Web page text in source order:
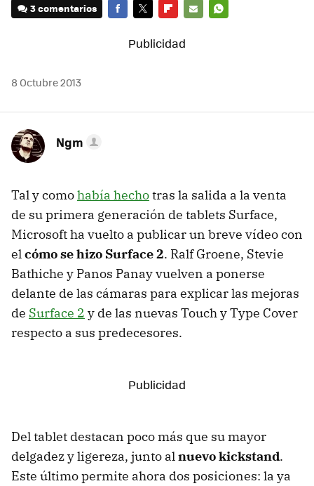
3 comentarios
MAIL
8 Octubre 2013
Ngm
Tal y comohabía hechotras la salida a la venta
de su primera generación de tablets Surface,
Microsoft ha vuelto a publicar un breve vídeo con
elcómo se hizo Surface 2. Ralf Groene, Stevie
Bathiche y Panos Panay vuelven a ponerse
delante de las cámaras para explicar las mejoras
de Surface 2 y de las nuevas Touch y Type Cover
respecto a sus predecesores.
Del tablet destacan poco más que su mayor
delgadez y ligereza, junto alnuevo kickstand.
Este último permite ahora dos posiciones: la ya